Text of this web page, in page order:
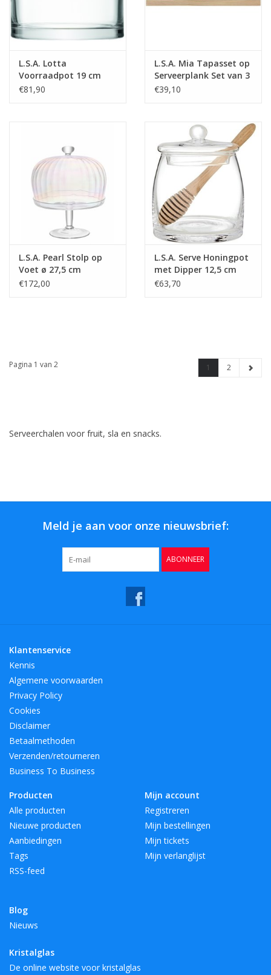
L.S.A. Lotta
Voorraadpot 19 cm
€81,90
L.S.A. Mia Tapasset op
Serveerplank Set van 3
Stuks
€39,10
L.S.A. Pearl Stolp op
Voet ø 27,5 cm
€172,00
L.S.A. Serve Honingpot
met Dipper 12,5 cm
€63,70
Pagina 1 van 2 1 2
Serveerchalen voor fruit, sla en snacks.
Meld je aan voor onze nieuwsbrief:
ABONNEER
Klantenservice
Kennis
Algemene voorwaarden
Privacy Policy
Cookies
Disclaimer
Betaalmethoden
Verzenden/retourneren
Business To Business
Producten
Alle producten
Nieuwe producten
Aanbiedingen
Tags
RSS-feed
Blog
Nieuws
Mijn account
Registreren
Mijn bestellingen
Mijn tickets
Mijn verlanglijst
Kristalglas
De online website voor kristalglas